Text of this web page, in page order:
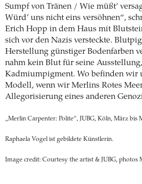
Sumpf von Tränen / Wie müßt’
Würd’ uns nicht eins versöhnen“,
Erich Hopp in dem Haus mit
sich vor den Nazis versteckte.
Herstellung günstiger Bodenfarben
nahm kein Blut für seine
Kadmiumpigment. Wo befinden wir
Modell, wenn wir Merlins Rotes
Allegorisierung eines anderen
„Merlin Carpenter: Polite“, JUBG, Köln, März bis
Raphaela Vogel ist gebildete Künstlerin.
Image credit: Courtesy the artist & JUBG, photos